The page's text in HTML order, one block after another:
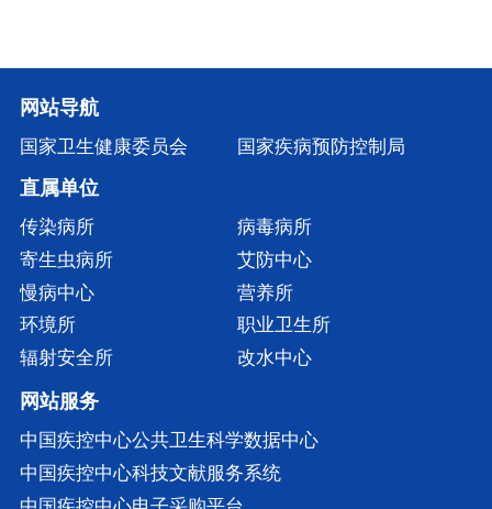
网站导航
国家卫生健康委员会 国家疾病预防控制局
直属单位
传染病所
病毒病所
寄生虫病所
艾防中心
慢病中心
营养所
环境所
职业卫生所
辐射安全所
改水中心
网站服务
中国疾控中心公共卫生科学数据中心
中国疾控中心科技文献服务系统